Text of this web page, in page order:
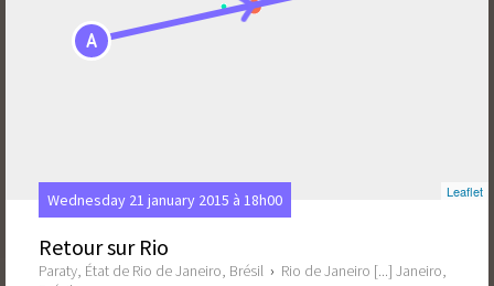
A
Leaflet
Wednesday 21 january 2015 à 18h00
Retour sur Rio
Paraty, État de Rio de Janeiro, Brésil › Rio de Janeiro [...] Janeiro,